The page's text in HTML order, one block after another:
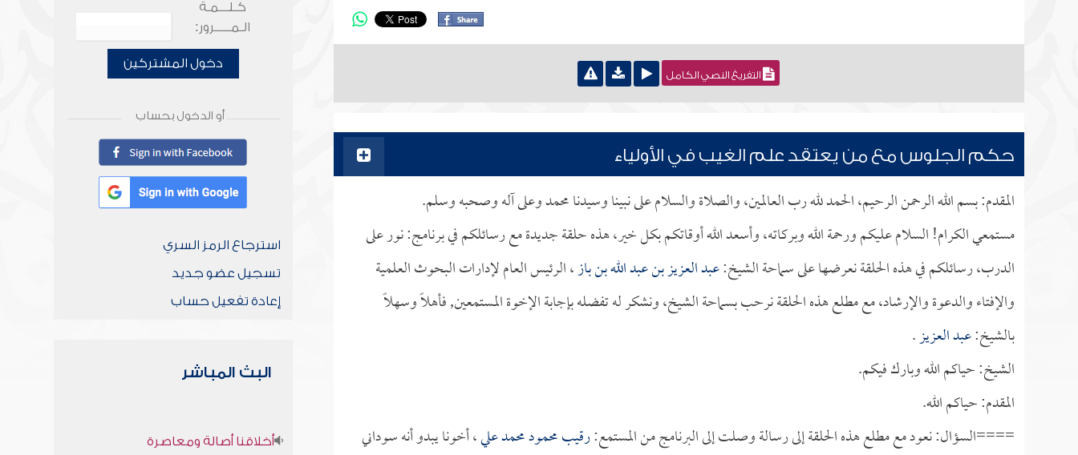
التفريغ النصي الكامل
حكم الجلوس مع من يعتقد علم الغيب في الأولياء
المقدم: بسم الله الرحمن الرحيم، الحمد لله رب العالمين، والصلاة والسلام على نبينا وسيدنا محمد وعلى آله وصحبه وسلم.
مستمعي الكرام! السلام عليكم ورحمة الله وبركاته، وأسعد الله أوقاتكم بكل خير، هذه حلقة جديدة مع رسائلكم في برنامج: نور على
الدرب، رسائلكم في هذه الحلقة نعرضها على سماحة الشيخ:عبد العزيز بن عبد الله بن باز، الرئيس العام لإدارات البحوث العلمية
والإفتاء والدعوة والإرشاد، مع مطلع هذه الحلقة نرحب بسماحة الشيخ، ونشكر له تفضله بإجابة الإخوة المستمعين, فأهلاً وسهلاً
بالشيخ:عبد العزيز.
الشيخ: حياكم الله وبارك فيكم.
المقدم: حياكم الله.
====السؤال: نعود مع مطلع هذه الحلقة إلى رسالة وصلت إلى البرنامج من المستمع:رقيب محمود محمد علي، أخونا يبدو أنه سوداني
كـلـــمـة
الـمـــــرور:
دخول المشتركين
أو الدخول بحساب
استرجاع الرمز السري
تسجيل عضو جديد
إعادة تفعيل حساب
البث المباشر
أخلاقنا أصالة ومعاصرة